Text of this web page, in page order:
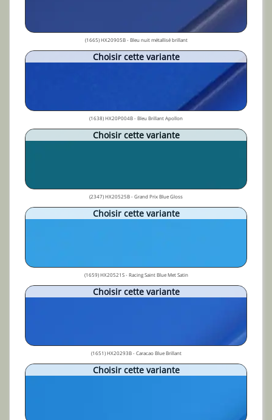
(1665) HX20905B - Bleu nuit métallisé brillant
Choisir cette variante
(1638) HX20P004B - Bleu Brillant Apollon
Choisir cette variante
(2347) HX20525B - Grand Prix Blue Gloss
Choisir cette variante
(1659) HX20521S - Racing Saint Blue Met Satin
Choisir cette variante
(1651) HX20293B - Caracao Blue Brillant
Choisir cette variante